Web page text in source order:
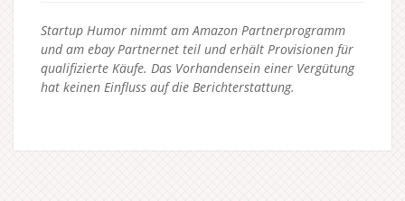
Startup Humor nimmt am Amazon Partnerprogramm
und am ebay Partnernet teil und erhält Provisionen für
qualifizierte Käufe. Das Vorhandensein einer Vergütung
hat keinen Einfluss auf die Berichterstattung.